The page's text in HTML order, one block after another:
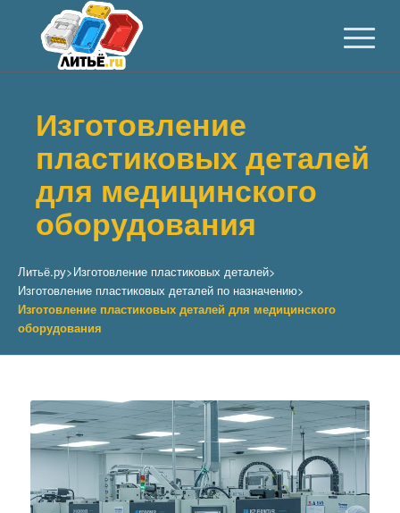
Изготовление
пластиковых деталей
для медицинского
оборудования
Литьё.ру>Изготовление пластиковых деталей>
Изготовление пластиковых деталей по назначению>
Изготовление пластиковых деталей для медицинского
оборудования